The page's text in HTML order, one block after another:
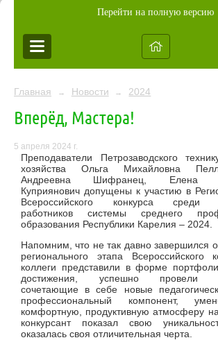
Перейти на полную версию
Главная → Новости → 2024
Вперёд, Мастера!
5 апреля 2024 г.
Преподаватели Петрозаводского
хозяйства Ольга Михайловна
Андреевна Шифранец, Елена
Куприянович допущены к участию в
Всероссийского конкурса среди
работников системы среднего
образования Республики Карелия – 2024.
Напомним, что не так давнозавершился
регионального этапа Всероссийского
коллеги представили в форме
достижения, успешно провели
сочетающие в себе новые
профессиональный компонент,
комфортную, продуктивную атмосферу
конкурсант показал свою
оказалась своя отличительная черта.